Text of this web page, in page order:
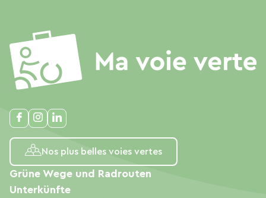
Nos plus belles voies vertes
Grüne Wege und Radrouten
Unterkünfte